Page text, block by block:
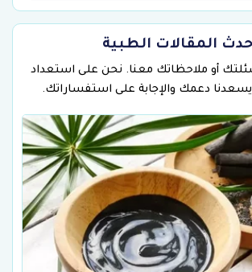
المقالات الطبية
أو ملاحظاتك معنا. نحن على استعداد
دعمك والإجابة على استفساراتك.